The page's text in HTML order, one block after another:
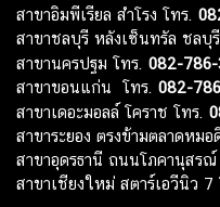
สาขาอิมพีเรียล สำโรง โทร.
สาขาชลบุรี หลังเซ็นทรัล ชลบุรี
สาขานครปฐม โทร. 082-
สาขาขอนแก่น โทร. 082-
สาขาเดอะมอลล์ โคราช โทร.
สาขาระยอง ตรงข้ามตลาดหมอ
สาขาอุดรธานี ถนนโภคานุสรณ์
สาขาเชียงใหม่ สตาร์เอวีนิว 7